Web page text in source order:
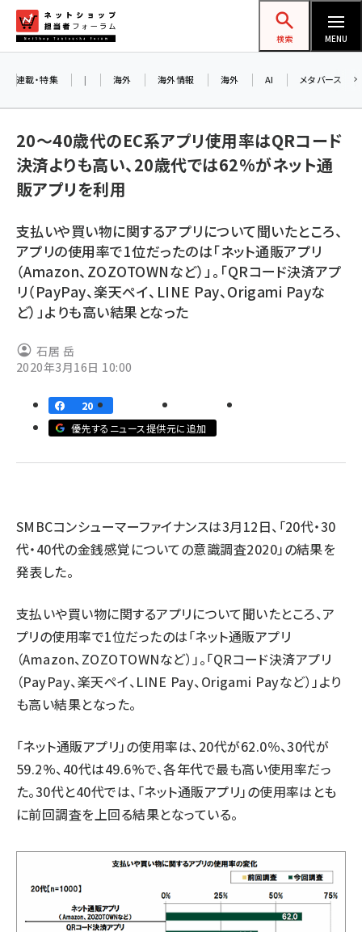
ン
ネットショップ担当者フォーラム
検索 MENU
amazon (2247)
楽天 (1871)
ecbeing (1207)
アスクル (1119)
ビィ・フォアード (773)
連載・特集 | 海外 海外情報 海外 AI メタバース
20～40歳代のEC系アプリ使用率はQRコード
決済よりも高い、20歳代では62%がネット通
販アプリを利用
支払いや買い物に関するアプリについて聞いたところ、
アプリの使用率で1位だったのは「ネット通販アプリ
（Amazon、ZOZOTOWNなど）」。「QRコード決済アプ
リ（PayPay、楽天ペイ、LINE Pay、Origami Payな
ど）」よりも高い結果となった
石居 岳
2020年3月16日 10:00
20
優先するニュース提供元に追加
SMBCコンシューマーファイナンスは3月12日、「20代・30
代・40代の金銭感覚についての意識調査2020」の結果を
発表した。
支払いや買い物に関するアプリについて聞いたところ、ア
プリの使用率で1位だったのは「ネット通販アプリ
（Amazon、ZOZOTOWNなど）」。「QRコード決済アプリ
（PayPay、楽天ペイ、LINE Pay、Origami Payなど）」より
も高い結果となった。
「ネット通販アプリ」の使用率は、20代が62.0％、30代が
59.2%、40代は49.6%で、各年代で最も高い使用率だっ
た。30代と40代では、「ネット通販アプリ」の使用率はとも
に前回調査を上回る結果となっている。
ア
交